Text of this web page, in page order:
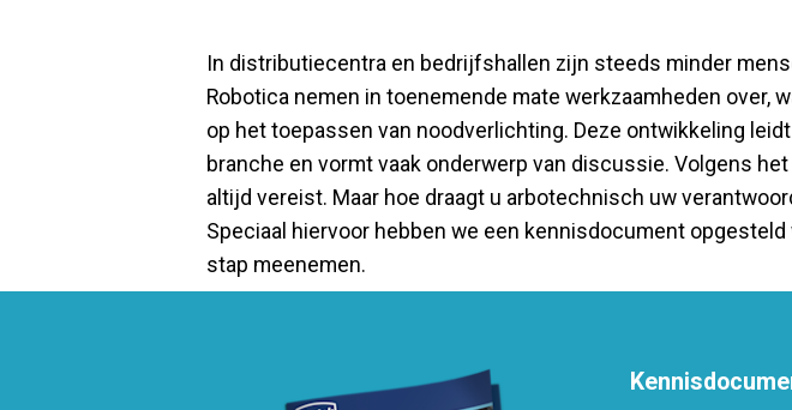
In distributiecentra en bedrijfshallen zijn steeds minder
Robotica nemen in toenemende mate werkzaamheden over,
op het toepassen van noodverlichting. Deze ontwikkeling
branche en vormt vaak onderwerp van discussie. Volgens
altijd vereist. Maar hoe draagt u arbotechnisch uw
Speciaal hiervoor hebben we een kennisdocument opgesteld
stap meenemen.